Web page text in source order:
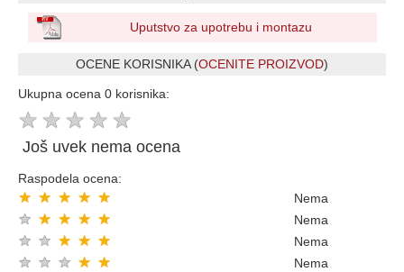
Uputstvo za upotrebu i montazu
OCENE KORISNIKA (OCENITE PROIZVOD)
Ukupna ocena 0 korisnika:
★ ★ ★ ★ ★
Još uvek nema ocena
Raspodela ocena:
★
★
★
★
★ Nema
★
★
★
★
★ Nema
★
★
★
★
★ Nema
★
★
★
★
★ Nema